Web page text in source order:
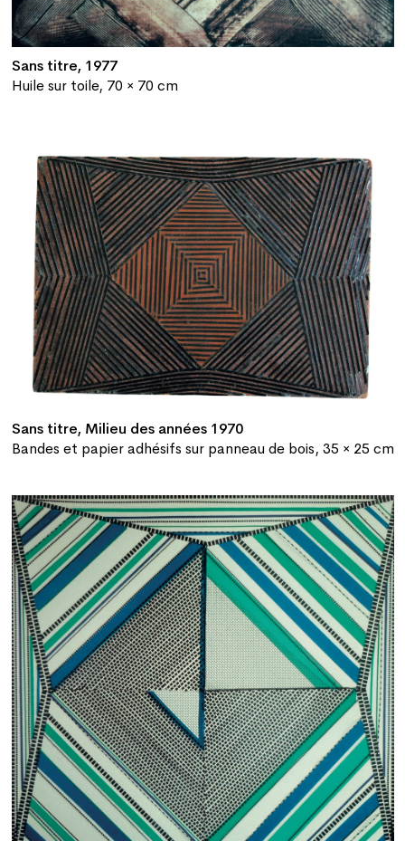
Sans titre, 1977
Huile sur toile, 70 × 70 cm
Sans titre, Milieu des années 1970
Bandes et papier adhésifs sur panneau de bois, 35 × 25 cm